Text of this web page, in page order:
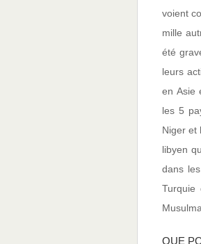
voient
mille
été
leurs
en Asie
les 5
Niger et
libyen
dans
QUE